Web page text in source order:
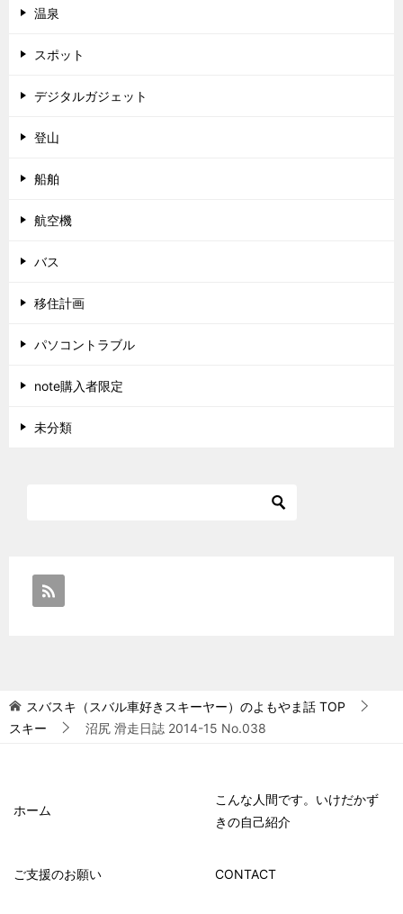
温泉
スポット
デジタルガジェット
登山
船舶
航空機
バス
移住計画
パソコントラブル
note購入者限定
未分類
スバスキ（スバル車好きスキーヤー）のよもやま話 TOP
スキー
沼尻 滑走日誌 2014-15 No.038
ホーム
こんな人間です。いけだかず
きの自己紹介
ご支援のお願い CONTACT